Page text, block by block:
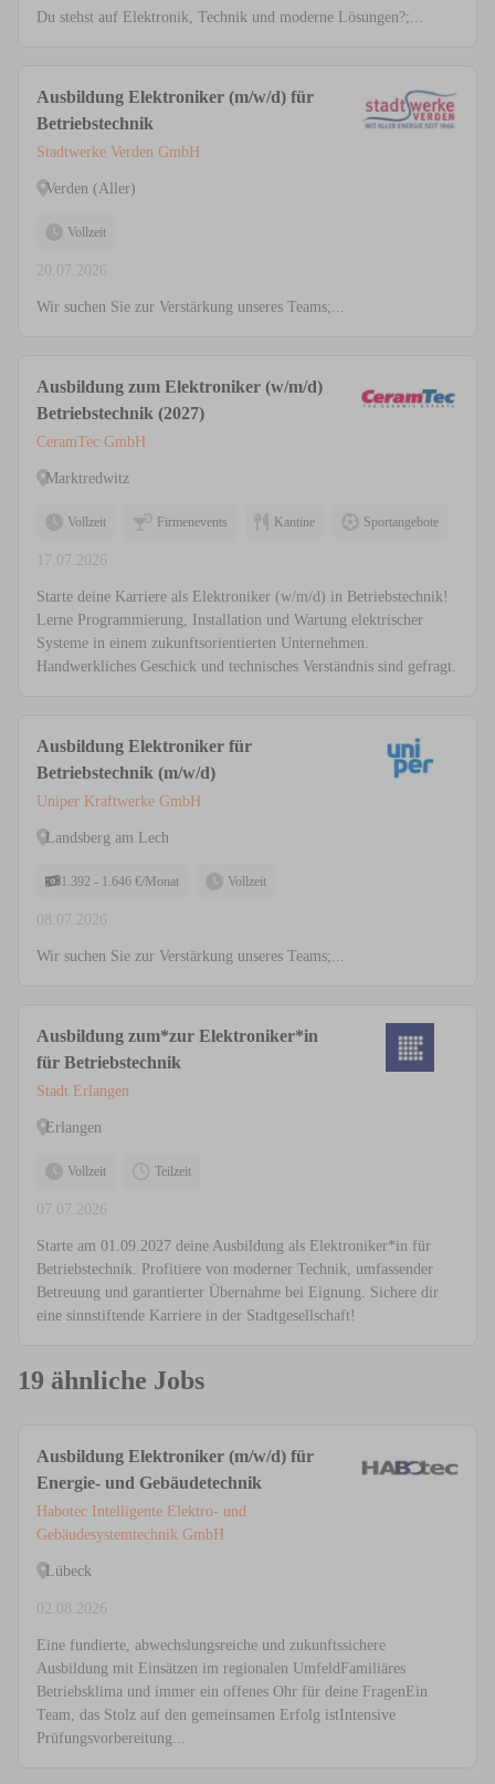
Du stehst auf Elektronik, Technik und moderne Lösungen?;...
Ausbildung Elektroniker (m/w/d) für
Betriebstechnik
Stadtwerke Verden GmbH
Verden (Aller)
Vollzeit
20.07.2026
Wir suchen Sie zur Verstärkung unseres Teams;...
Ausbildung zum Elektroniker (w/m/d)
Betriebstechnik (2027)
CeramTec GmbH
Marktredwitz
Vollzeit Firmenevents Kantine Sportangebote
17.07.2026
Starte deine Karriere als Elektroniker (w/m/d) in Betriebstechnik!
Lerne Programmierung, Installation und Wartung elektrischer
Systeme in einem zukunftsorientierten Unternehmen.
Handwerkliches Geschick und technisches Verständnis sind gefragt.
Ausbildung Elektroniker für
Betriebstechnik (m/w/d)
Uniper Kraftwerke GmbH
Landsberg am Lech
1.392 - 1.646 €/Monat Vollzeit
08.07.2026
Wir suchen Sie zur Verstärkung unseres Teams;...
Ausbildung zum*zur Elektroniker*in
für Betriebstechnik
Stadt Erlangen
Erlangen
Vollzeit Teilzeit
07.07.2026
Starte am 01.09.2027 deine Ausbildung als Elektroniker*in für
Betriebstechnik. Profitiere von moderner Technik, umfassender
Betreuung und garantierter Übernahme bei Eignung. Sichere dir
eine sinnstiftende Karriere in der Stadtgesellschaft!
19 ähnliche Jobs
Ausbildung Elektroniker (m/w/d) für
Energie- und Gebäudetechnik
Habotec Intelligente Elektro- und
Gebäudesystemtechnik GmbH
Lübeck
02.08.2026
Eine fundierte, abwechslungsreiche und zukunftssichere
Ausbildung mit Einsätzen im regionalen UmfeldFamiliäres
Betriebsklima und immer ein offenes Ohr für deine FragenEin
Team, das Stolz auf den gemeinsamen Erfolg istIntensive
Prüfungsvorbereitung...